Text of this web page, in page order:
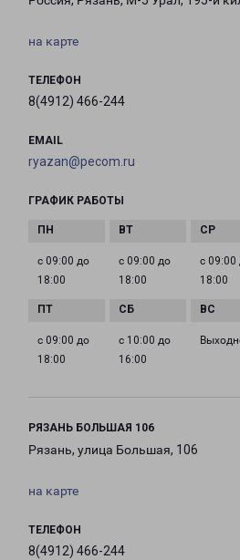
на карте
ТЕЛЕФОН
8(4912) 466-244
EMAIL
ryazan@pecom.ru
ГРАФИК РАБОТЫ
с 09:00 до
18:00
с 09:00 до
18:00
с 09:00
18:00
с 09:00 до
18:00
с 10:00 до
16:00
РЯЗАНЬ БОЛЬШАЯ 106
Рязань, улица Большая, 106
на карте
ТЕЛЕФОН
8(4912) 466-244